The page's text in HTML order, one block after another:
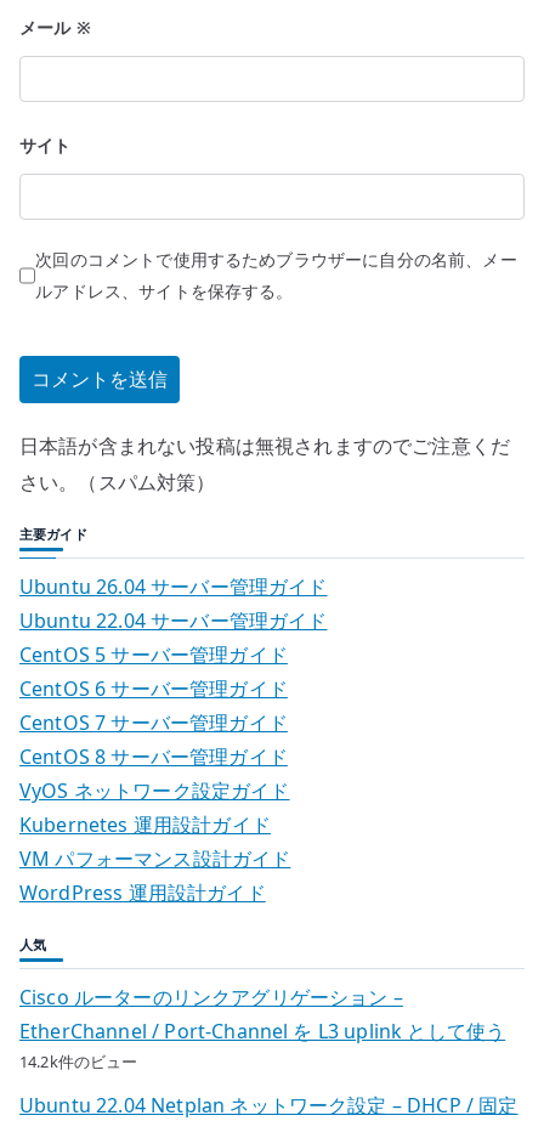
メール ※
サイト
次回のコメントで使用するためブラウザーに自分の名前、メー
ルアドレス、サイトを保存する。
日本語が含まれない投稿は無視されますのでご注意くだ
さい。（スパム対策）
主要ガイド
Ubuntu 26.04 サーバー管理ガイド
Ubuntu 22.04 サーバー管理ガイド
CentOS 5 サーバー管理ガイド
CentOS 6 サーバー管理ガイド
CentOS 7 サーバー管理ガイド
CentOS 8 サーバー管理ガイド
VyOS ネットワーク設定ガイド
Kubernetes 運用設計ガイド
VM パフォーマンス設計ガイド
WordPress 運用設計ガイド
人気
Cisco ルーターのリンクアグリゲーション –
EtherChannel / Port-Channel を L3 uplink として使う
14.2k件のビュー
Ubuntu 22.04 Netplan ネットワーク設定 – DHCP / 固定